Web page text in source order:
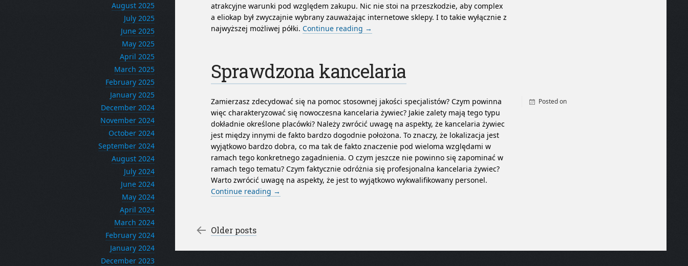
atrakcyjne warunki pod względem zakupu. Nic nie stoi na przeszkodzie, aby complex
a eliokap był zwyczajnie wybrany zauważając internetowe sklepy. I to takie wyłącznie z
najwyższej możliwej półki. Continue reading →
Sprawdzona kancelaria
Zamierzasz zdecydować się na pomoc stosownej jakości specjalistów? Czym powinna
więc charakteryzować się nowoczesna kancelaria żywiec? Jakie zalety mają tego typu
dokładnie określone placówki? Należy zwrócić uwagę na aspekty, że kancelaria żywiec
jest między innymi de fakto bardzo dogodnie położona. To znaczy, że lokalizacja jest
wyjątkowo bardzo dobra, co ma tak de fakto znaczenie pod wieloma względami w
ramach tego konkretnego zagadnienia. O czym jeszcze nie powinno się zapominać w
ramach tego tematu? Czym faktycznie odróżnia się profesjonalna kancelaria żywiec?
Warto zwrócić uwagę na aspekty, że jest to wyjątkowo wykwalifikowany personel.
Continue reading →
Posted on
Post navigation
←
Older posts
August 2025
July 2025
June 2025
May 2025
April 2025
March 2025
February 2025
January 2025
December 2024
November 2024
October 2024
September 2024
August 2024
July 2024
June 2024
May 2024
April 2024
March 2024
February 2024
January 2024
December 2023